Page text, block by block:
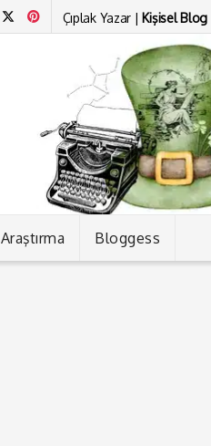
Çıplak Yazar | Kişisel Blog
Araştırma Bloggess